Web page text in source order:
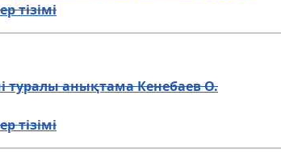
тізімі
туралы анықтама Кенебаев О.
тізімі